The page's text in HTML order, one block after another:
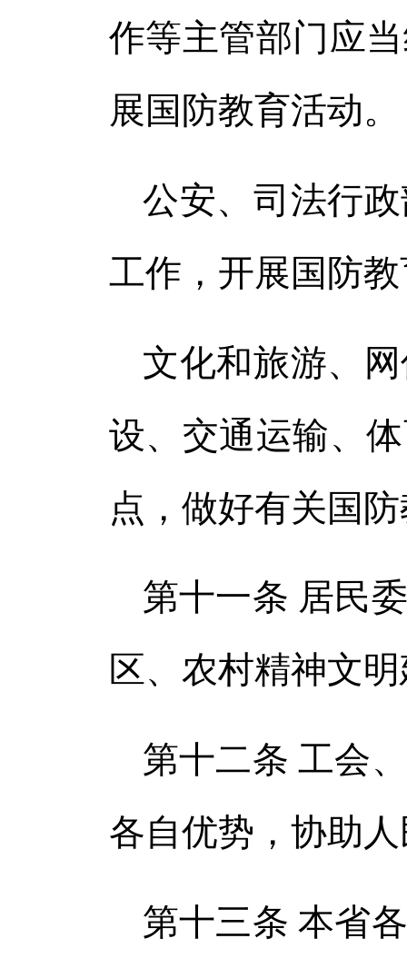
作等主管部门应
展国防教育活动。
公安、司法行
工作，开展国防
文化和旅游、
设、交通运输、
点，做好有关国
第十一条 居民
区、农村精神文
第十二条 工会
各自优势，协助
第十三条 本省